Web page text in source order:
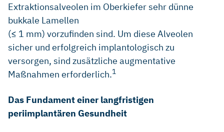
Extraktionsalveolen im Oberkiefer sehr dünne
bukkale Lamellen
(≤ 1 mm) vorzufinden sind. Um diese Alveolen
sicher und erfolgreich implantologisch zu
versorgen, sind zusätzliche augmentative
Maßnahmen erforderlich.1
Das Fundament einer langfristigen
periimplantären Gesundheit